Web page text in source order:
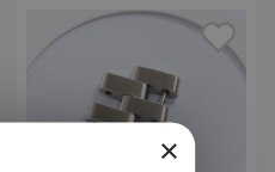
×